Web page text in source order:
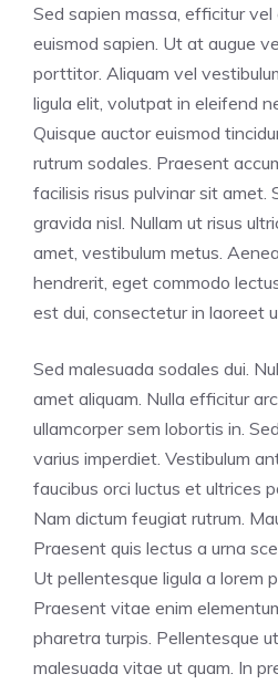
Sed sapien massa, efficitur vel
euismod sapien. Ut at augue
porttitor. Aliquam vel
ligula elit, volutpat in eleifend
Quisque auctor euismod
rutrum sodales. Praesent
facilisis risus pulvinar sit amet.
gravida nisl. Nullam ut risus
amet, vestibulum metus.
hendrerit, eget commodo
est dui, consectetur in laoreet
Sed malesuada sodales dui.
amet aliquam. Nulla efficitur
ullamcorper sem lobortis in.
varius imperdiet. Vestibulum
faucibus orci luctus et ultrices
Nam dictum feugiat rutrum.
Praesent quis lectus a urna
Ut pellentesque ligula a lorem
Praesent vitae enim
pharetra turpis. Pellentesque
malesuada vitae ut quam. In